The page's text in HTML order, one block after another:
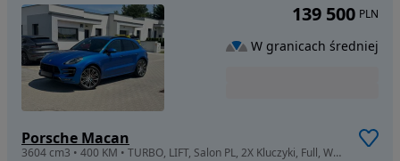
Porsche Macan
3604 cm3 • 400 KM • TURBO, LIFT, Salon PL, 2X Kluczyki, Full, Wentyle, BEZWYPADKOWY
139 500 PLN
W granicach średniej